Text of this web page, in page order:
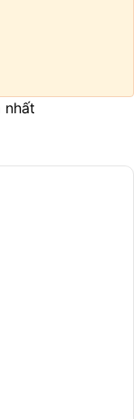
nhất